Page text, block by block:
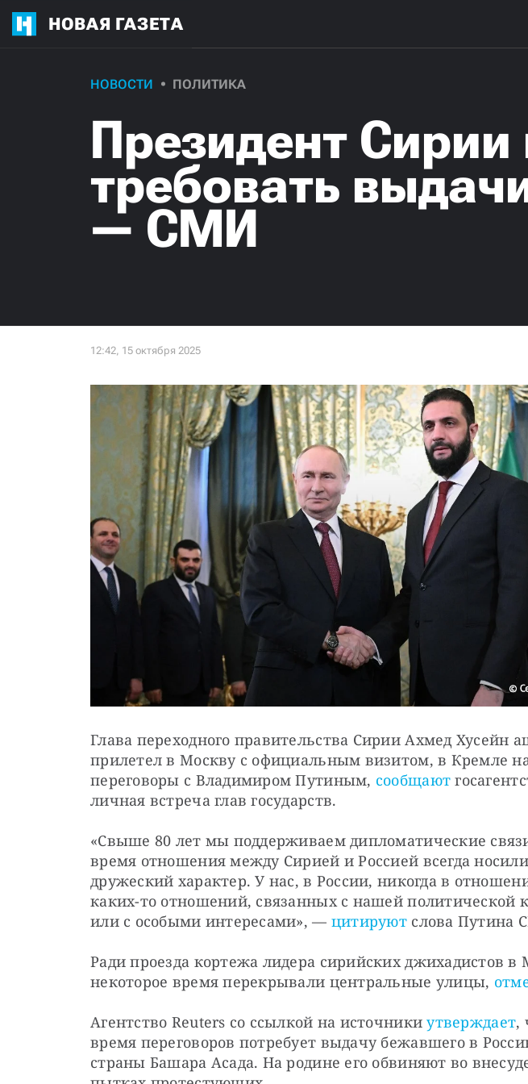
НОВАЯ ГАЗЕТА
НОВОСТИ ПОЛИТИКА
Президент
требовать
— СМИ
Глава переходного правительства Сирии Ахмед Хусейн
прилетел в Москву с официальным визитом, в Кремле
переговоры с Владимиром Путиным, сообщают
личная встреча глав государств.
«Свыше 80 лет мы поддерживаем дипломатические
время отношения между Сирией и Россией всегда
дружеский характер. У нас, в России, никогда в
каких-то отношений, связанных с нашей политической
или с особыми интересами», — цитируют слова Путина
Ради проезда кортежа лидера сирийских джихадистов в
некоторое время перекрывали центральные улицы,
Агентство Reuters со ссылкой на источники утверждает,
время переговоров потребует выдачу бежавшего в
страны Башара Асада. На родине его обвиняют во